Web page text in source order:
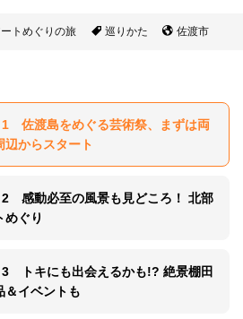
トめぐりの旅 巡りかた 佐渡市
佐渡島をめぐる芸術祭、まずは両
辺からスタート
感動必至の風景も見どころ！ 北部
めぐり
トキにも出会えるかも!? 絶景棚田
＆イベントも